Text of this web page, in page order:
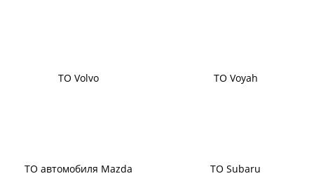
ТО Volvo ТО Voyah
ТО автомобиля Mazda ТО Subaru